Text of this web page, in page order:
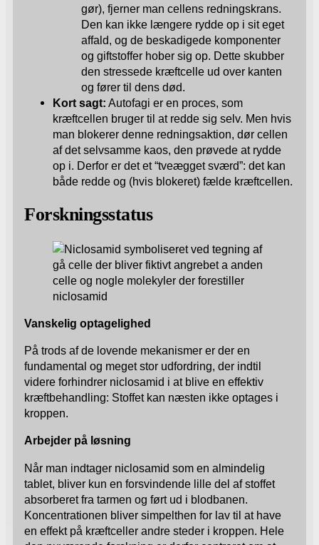
gør), fjerner man cellens redningskrans.
Den kan ikke længere rydde op i sit eget
affald, og de beskadigede komponenter
og giftstoffer hober sig op. Dette skubber
den stressede kræftcelle ud over kanten
og fører til dens død.
Kort sagt: Autofagi er en proces, som
kræftcellen bruger til at redde sig selv. Men hvis
man blokerer denne redningsaktion, dør cellen
af det selvsamme kaos, den prøvede at rydde
op i. Derfor er det et “tveægget sværd”: det kan
både redde og (hvis blokeret) fælde kræftcellen.
Forskningsstatus
Vanskelig optagelighed
På trods af de lovende mekanismer er der en
fundamental og meget stor udfordring, der indtil
videre forhindrer niclosamid i at blive en effektiv
kræftbehandling: Stoffet kan næsten ikke optages i
kroppen.
Arbejder på løsning
Når man indtager niclosamid som en almindelig
tablet, bliver kun en forsvindende lille del af stoffet
absorberet fra tarmen og ført ud i blodbanen.
Koncentrationen bliver simpelthen for lav til at have
en effekt på kræftceller andre steder i kroppen. Hele